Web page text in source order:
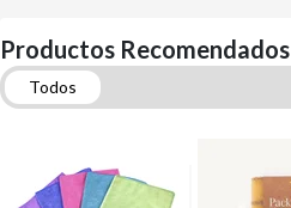
Productos Recomendados
Todos
Escobas y escobillones